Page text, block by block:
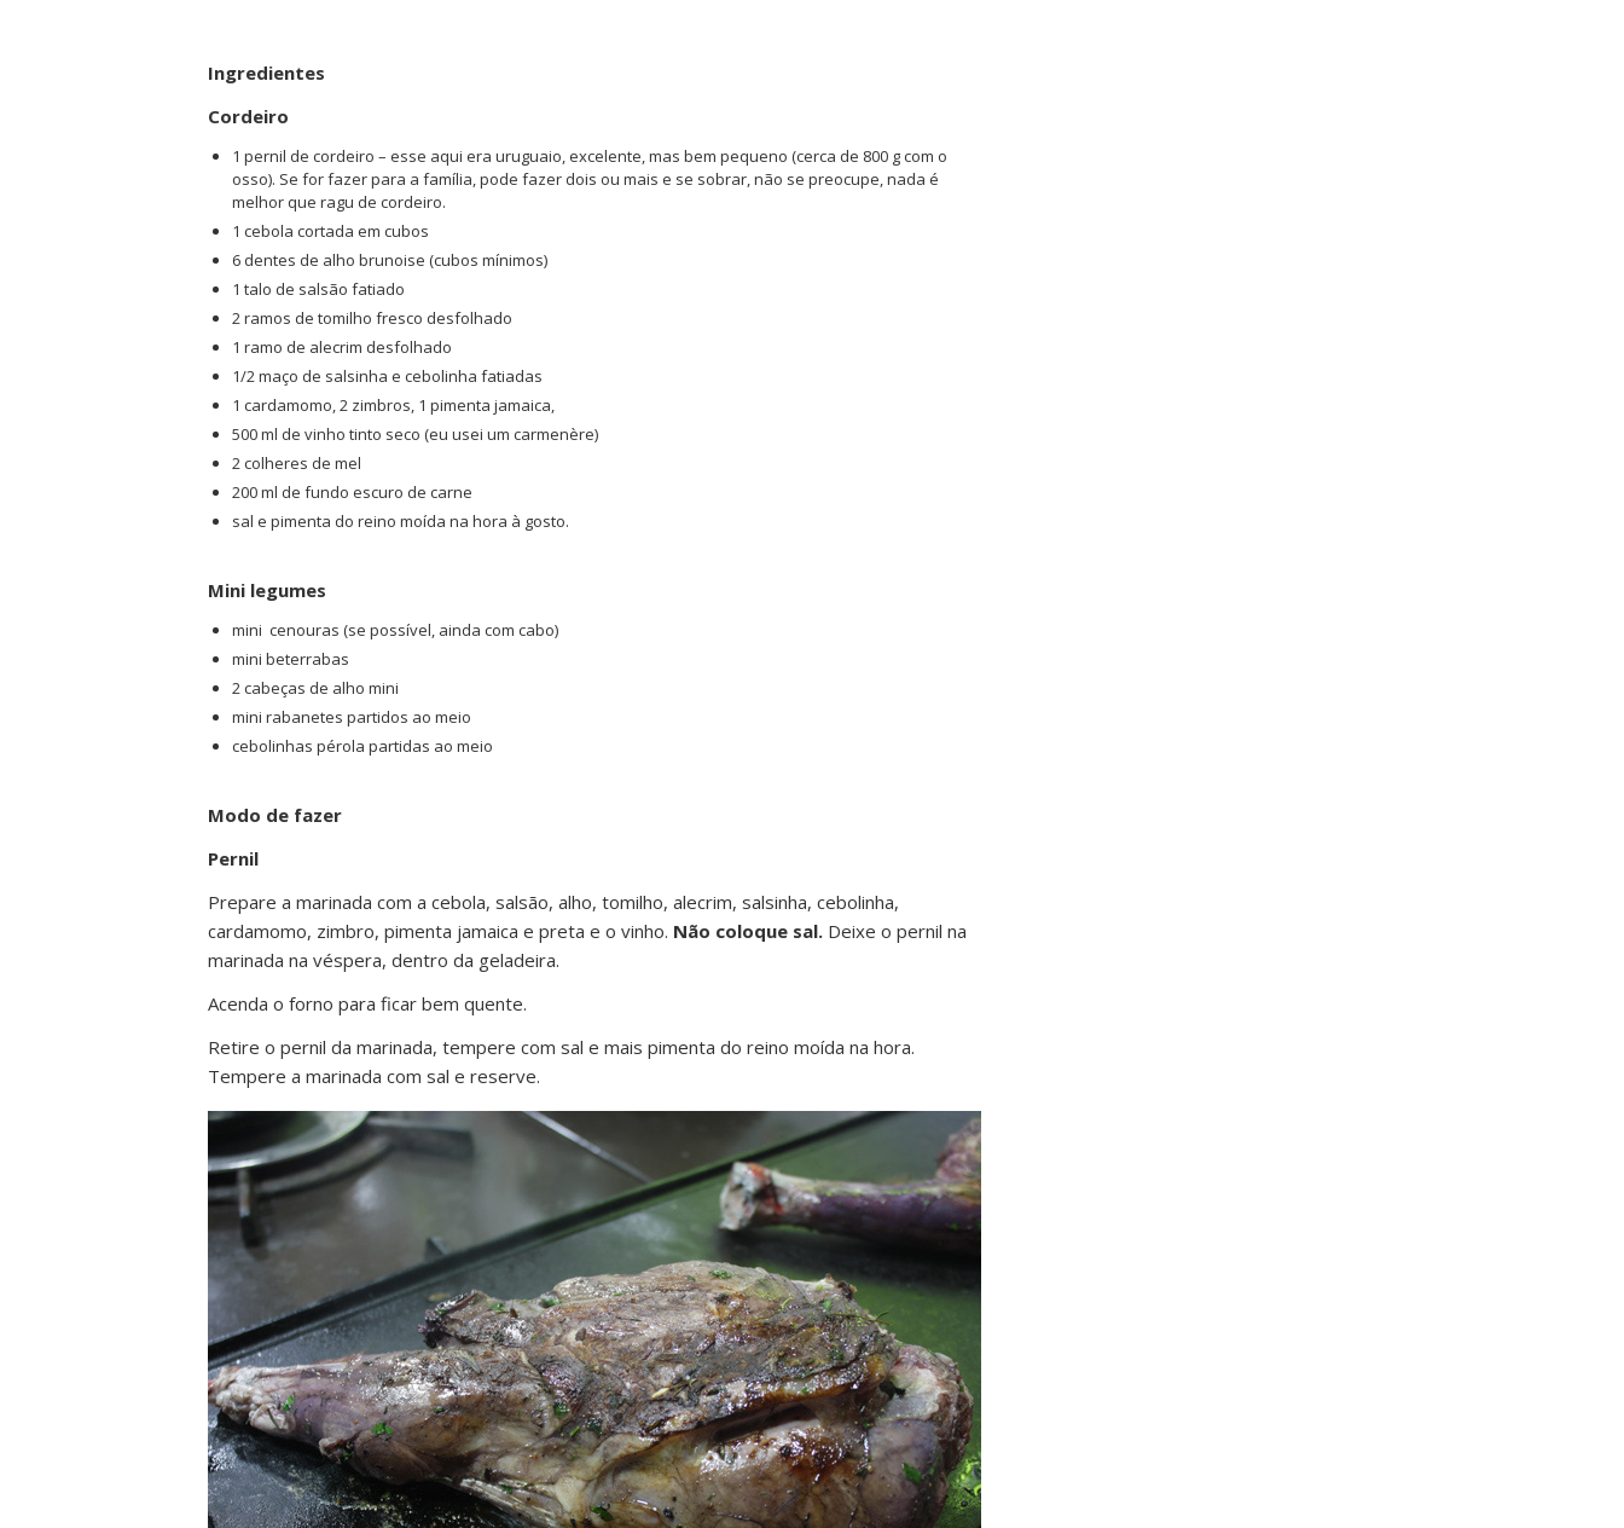
Ingredientes
Cordeiro
1 pernil de cordeiro – esse aqui era uruguaio, excelente, mas bem pequeno (cerca de 800 g com o
osso). Se for fazer para a família, pode fazer dois ou mais e se sobrar, não se preocupe, nada é
melhor que ragu de cordeiro.
1 cebola cortada em cubos
6 dentes de alho brunoise (cubos mínimos)
1 talo de salsão fatiado
2 ramos de tomilho fresco desfolhado
1 ramo de alecrim desfolhado
1/2 maço de salsinha e cebolinha fatiadas
1 cardamomo, 2 zimbros, 1 pimenta jamaica,
500 ml de vinho tinto seco (eu usei um carmenère)
2 colheres de mel
200 ml de fundo escuro de carne
sal e pimenta do reino moída na hora à gosto.
Mini legumes
mini cenouras (se possível, ainda com cabo)
mini beterrabas
2 cabeças de alho mini
mini rabanetes partidos ao meio
cebolinhas pérola partidas ao meio
Modo de fazer
Pernil
Prepare a marinada com a cebola, salsão, alho, tomilho, alecrim, salsinha, cebolinha,
cardamomo, zimbro, pimenta jamaica e preta e o vinho. Não coloque sal. Deixe o pernil na
marinada na véspera, dentro da geladeira.
Acenda o forno para ficar bem quente.
Retire o pernil da marinada, tempere com sal e mais pimenta do reino moída na hora.
Tempere a marinada com sal e reserve.